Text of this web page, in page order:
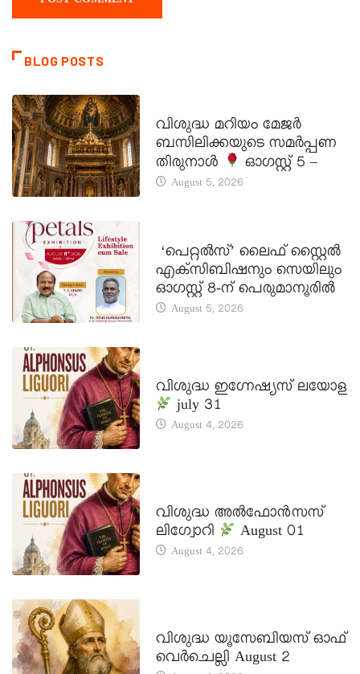
BLOG POSTS
വിശുദ്ധ മറിയം മേജർ
ബസിലിക്കയുടെ സമർപ്പണ
തിരുനാൾ
ഓഗസ്റ്റ് 5 –
August 5, 2026
‘പെറ്റൽസ്’ ലൈഫ് സ്റ്റൈൽ
എക്സിബിഷനും സെയിലും
ഓഗസ്റ്റ് 8-ന് പെരുമാനൂരിൽ
August 5, 2026
വിശുദ്ധ ഇഗ്നേഷ്യസ് ലയോള
july 31
August 4, 2026
വിശുദ്ധ അൽഫോൻസസ്
ലിഗ്വോറി
August 01
August 4, 2026
വിശുദ്ധ യൂസേബിയസ് ഓഫ്
വെർചെല്ലി August 2